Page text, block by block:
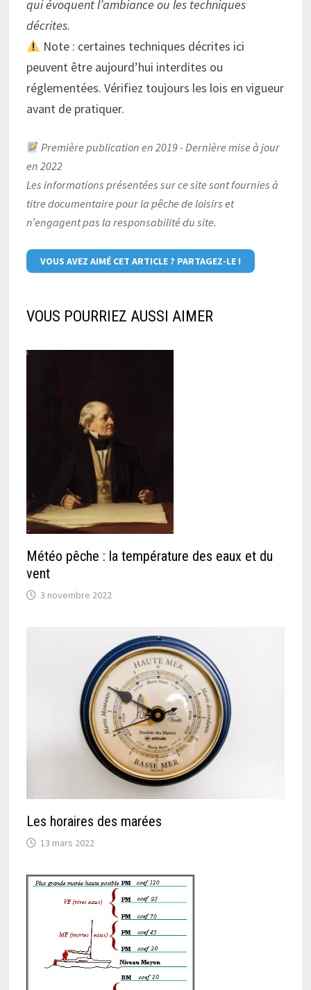
qui évoquent l’ambiance ou les techniques
décrites.
Note : certaines techniques décrites ici
peuvent être aujourd’hui interdites ou
réglementées. Vérifiez toujours les lois en vigueur
avant de pratiquer.
Première publication en 2019 - Dernière mise à jour
en 2022
Les informations présentées sur ce site sont fournies à
titre documentaire pour la pêche de loisirs et
n’engagent pas la responsabilité du site.
VOUS AVEZ AIMÉ CET ARTICLE ? PARTAGEZ-LE !
VOUS POURRIEZ AUSSI AIMER
Météo pêche : la température des eaux et du
vent
3 novembre 2022
Les horaires des marées
13 mars 2022